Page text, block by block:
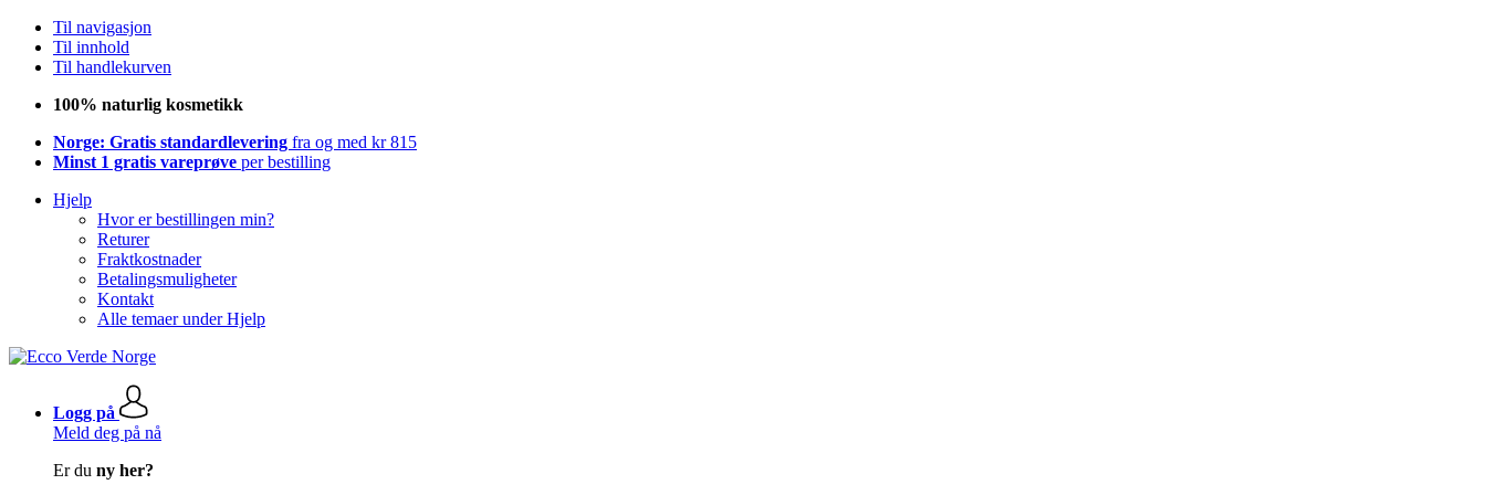
Til navigasjon
Til innhold
Til handlekurven
100% naturlig kosmetikk
Norge: Gratis standardlevering fra og med kr 815
Minst 1 gratis vareprøve per bestilling
Hjelp
Hvor er bestillingen min?
Returer
Fraktkostnader
Betalingsmuligheter
Kontakt
Alle temaer under Hjelp
Logg på
Meld deg på nå
Er du ny her?